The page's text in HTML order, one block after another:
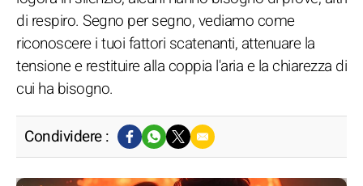
di respiro. Segno per segno, vediamo come
riconoscere i tuoi fattori scatenanti, attenuare la
tensione e restituire alla coppia l'aria e la chiarezza di
cui ha bisogno.
Condividere :